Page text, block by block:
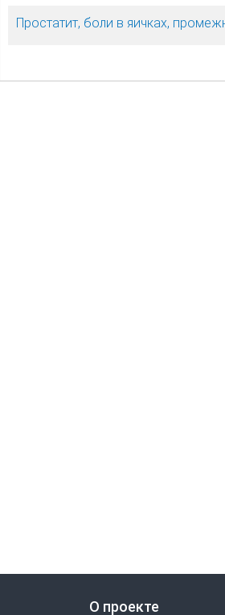
Простатит, боли в яичках,
О проекте